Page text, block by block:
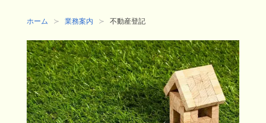
ホーム 業務案内 不動産登記